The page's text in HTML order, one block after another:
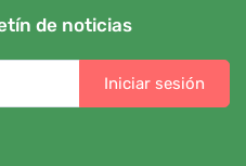
de noticias
Iniciar sesión